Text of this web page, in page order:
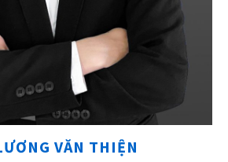
VĂN THIỆN